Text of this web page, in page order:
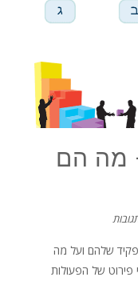
מה הם
שלהם ועל מה
של הפעולות